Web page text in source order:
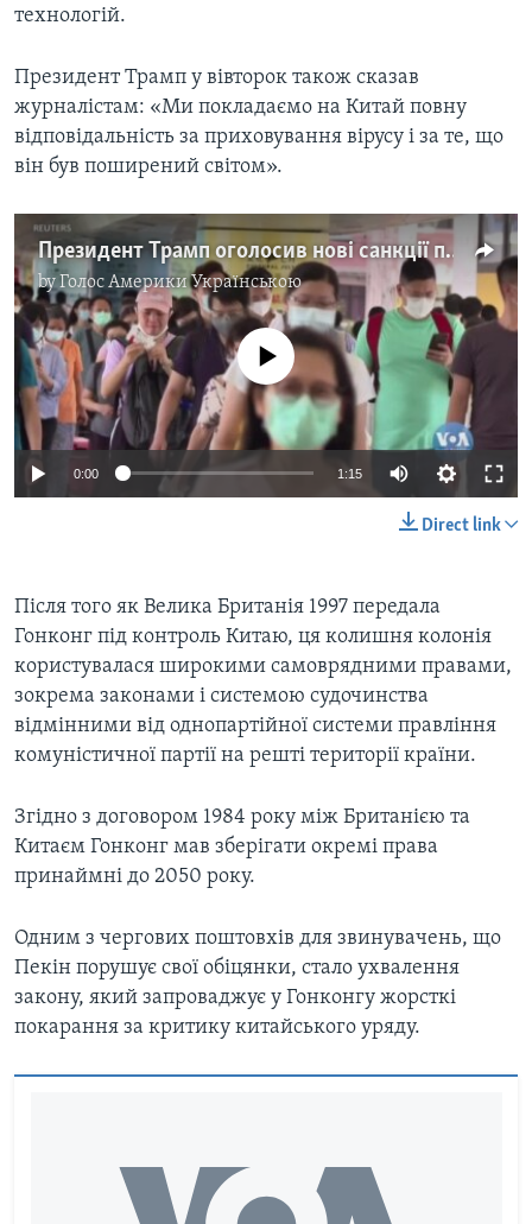
технологій.
Президент Трамп у вівторок також сказав
журналістам: «Ми покладаємо на Китай повну
відповідальність за приховування вірусу і за те, що
він був поширений світом».
Президент Трамп оголосив нові санкції проти Пекіну та заявив про кінець особливих відносин із Гонконгом. Відео
byГолос Америки Українською
No media source currently available
0:00 1:15
Direct link
Після того як Велика Британія 1997 передала
Гонконг під контроль Китаю, ця колишня колонія
користувалася широкими самоврядними правами,
зокрема законами і системою судочинства
відмінними від однопартійної системи правління
комуністичної партії на решті території країни.
Згідно з договором 1984 року між Британією та
Китаєм Гонконг мав зберігати окремі права
принаймні до 2050 року.
Одним з чергових поштовхів для звинувачень, що
Пекін порушує свої обіцянки, стало ухвалення
закону, який запроваджує у Гонконгу жорсткі
покарання за критику китайського уряду.